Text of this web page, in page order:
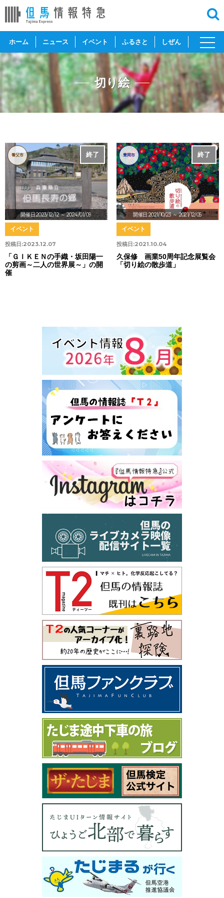
ホーム ニュース イベント ふるさと しぜん
toggle
切り絵
開催日:2023/12/12～ 2024/01/09
終了
養父市
投稿日:2023.12.07
イベント
「ＧＩＫＥＮの手織・坂田陽一
の剪画～二人の世界展～」の開
催
開催日:2021/10/23～ 2021/12/05
終了
豊岡市
投稿日:2021.10.04
イベント
久保修 画業50周年記念展覧会
「切り絵の散歩道」